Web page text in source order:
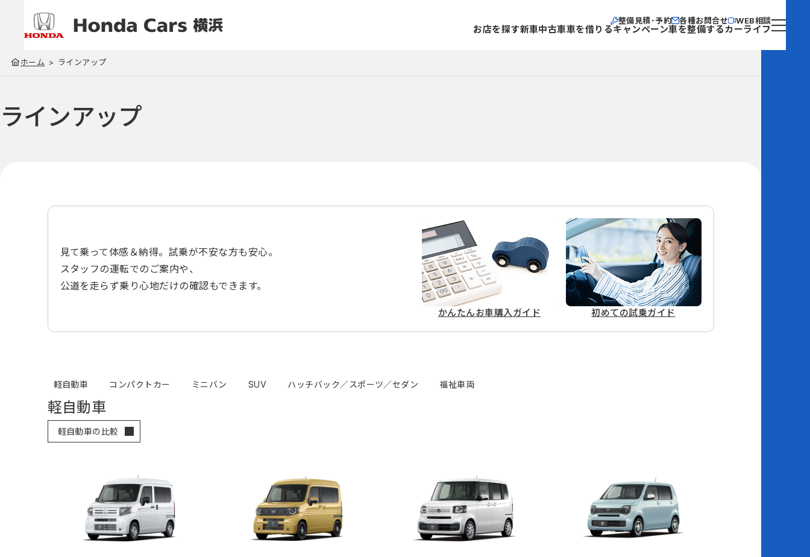
整備見積･予約 各種お問合せ WEB相談
お店を探す新車中古車車を借りるキャンペーン車を整備するカーライフ
ホーム ラインアップ
ラインアップ
見て乗って体感＆納得。試乗が不安な方も安心。
スタッフの運転でのご案内や、
公道を走らず乗り心地だけの確認もできます。
かんたんお車購入ガイド 初めての試乗ガイド
軽自動車 コンパクトカー ミニバン SUV ハッチバック／スポーツ／セダン 福祉車両
軽自動車
軽自動車の比較